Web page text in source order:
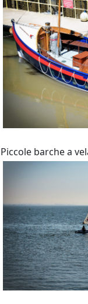
Piccole barche a